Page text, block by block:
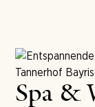
Spa &